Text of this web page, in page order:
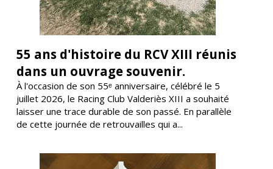
55 ans d'histoire du RCV XIII réunis
dans un ouvrage souvenir.
À l'occasion de son 55ᵉ anniversaire, célébré le 5
juillet 2026, le Racing Club Valderiès XIII a souhaité
laisser une trace durable de son passé. En parallèle
de cette journée de retrouvailles qui a...